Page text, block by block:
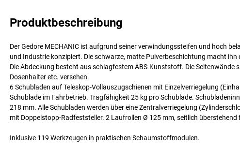
Produktbeschreibung
Der Gedore MECHANIC ist aufgrund seiner verwindungssteifen und hoch
und Industrie konzipiert. Die schwarze, matte Pulverbeschichtung macht ihn
Die Abdeckung besteht aus schlagfestem ABS-Kunststoff. Die
Dosenhalter etc. versehen.
6 Schubladen auf Teleskop-Vollauszugschienen mit Einzelverriegelung
Schublade im Fahrbetrieb. Tragfähigkeit 25 kg pro Schublade.
218 mm. Alle Schubladen werden über eine Zentralverriegelung
mit Doppelstopp-Radfeststeller. 2 Laufrollen Ø 125 mm, seitlich
Inklusive 119 Werkzeugen in praktischen Schaumstoffmodulen.